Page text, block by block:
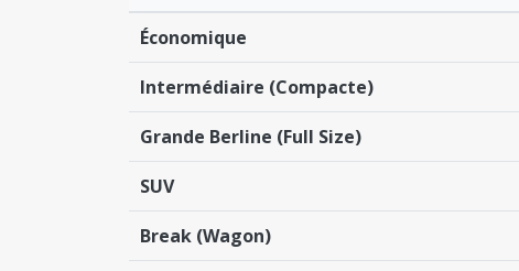
Économique
Intermédiaire (Compacte)
Grande Berline (Full Size)
SUV
Break (Wagon)